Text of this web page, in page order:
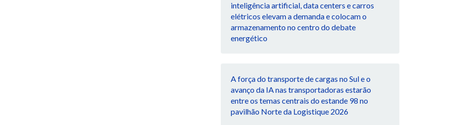
inteligência artificial, data centers e carros
elétricos elevam a demanda e colocam o
armazenamento no centro do debate
energético
A força do transporte de cargas no Sul e o
avanço da IA nas transportadoras estarão
entre os temas centrais do estande 98 no
pavilhão Norte da Logistique 2026